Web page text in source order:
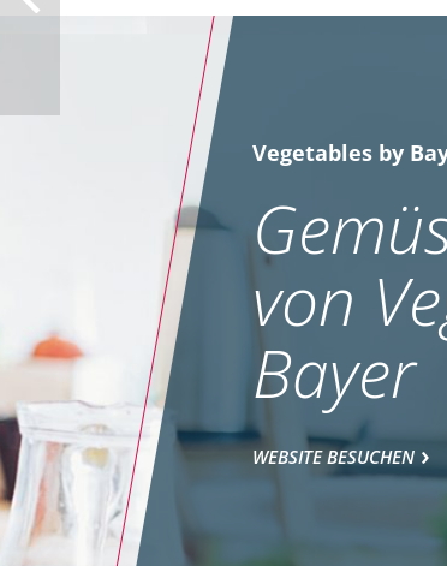
Vegetables by
von
Bayer
WEBSITE BESUCHEN